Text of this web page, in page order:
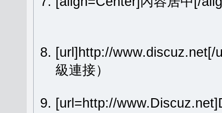
[url]http://
級連接）
[url=http://